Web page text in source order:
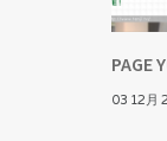
PAGE
03 12月